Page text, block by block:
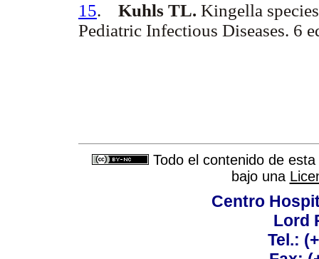
15. Kuhls TL. Kingella
Pediatric Infectious Diseases. 6
Todo el contenido de
bajo una
Centro
Lord
Tel.: